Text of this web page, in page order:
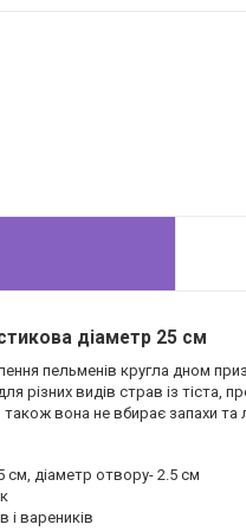
діаметр 25 см
пельменів кругла дном
різних видів страв із тіста,
вона не вбирає запахи та
см, діаметр отвору- 2.5 см
і вареників